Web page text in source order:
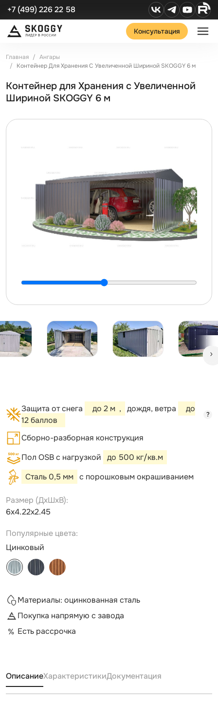
+7 (499) 226 22 58
Консультация
Главная
Ангары
Контейнер Для Хранения С Увеличенной Шириной SKOGGY 6 м
Контейнер для Хранения с Увеличенной
Шириной SKOGGY 6 м
Защита от снега до 2 м , дождя, ветра
до
12 баллов
?
Сборно-разборная конструкция
Пол OSB с нагрузкой
до 500 кг/кв.м
Сталь 0,5 мм
с порошковым окрашиванием
Размер (ДxШxВ):
6х4.22х2.45
Популярные цвета:
Цинковый
Материалы: оцинкованная сталь
Покупка напрямую с завода
Есть рассрочка
ОписаниеХарактеристикиДокументация